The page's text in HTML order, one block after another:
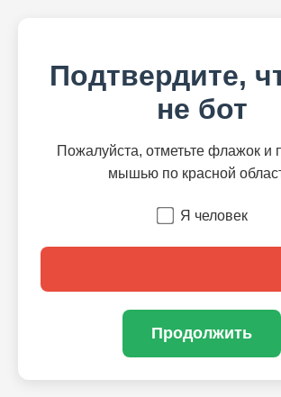
Подтвердите,
не бот
Пожалуйста, отметьте флажок и
мышью по красной
Я человек
Продолжить